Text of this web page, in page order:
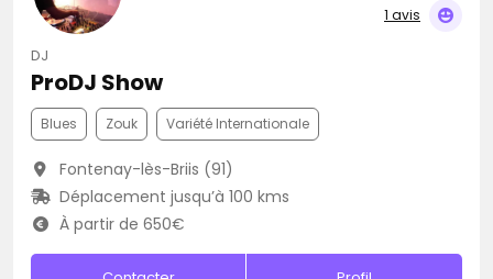
1 avis
DJ
ProDJ Show
Blues Zouk Variété Internationale
Fontenay-lès-Briis (91)
Déplacement jusqu’à 100 kms
À partir de 650€